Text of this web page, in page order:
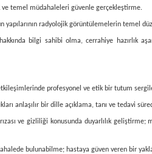
ve temel müdahaleleri güvenle gerçekleştirme.
radyolojik görüntülemelerin temel
bilgi sahibi olma, cerrahiye hazırlık
profesyonel ve etik bir tutum
anlaşılır bir dille açıklama, tanı ve tedavi
ve gizliliği konusunda duyarlılık
bulunabilme; hastaya güven veren bir